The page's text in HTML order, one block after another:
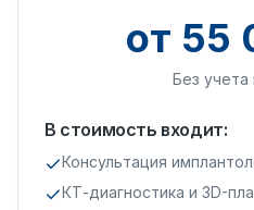
от 55
Без учета
В стоимость входит:
Консультация
КТ-диагностика и 3D-